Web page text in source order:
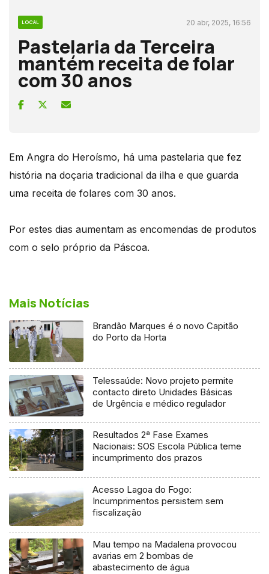
LOCAL 20 abr, 2025, 16:56
Pastelaria da Terceira
mantém receita de folar
com 30 anos
Em Angra do Heroísmo, há uma pastelaria que fez
história na doçaria tradicional da ilha e que guarda
uma receita de folares com 30 anos.
Por estes dias aumentam as encomendas de produtos
com o selo próprio da Páscoa.
Mais Notícias
Brandão Marques é o novo Capitão
do Porto da Horta
Telessaúde: Novo projeto permite
contacto direto Unidades Básicas
de Urgência e médico regulador
Resultados 2ª Fase Exames
Nacionais: SOS Escola Pública teme
incumprimento dos prazos
Acesso Lagoa do Fogo:
Incumprimentos persistem sem
fiscalização
Mau tempo na Madalena provocou
avarias em 2 bombas de
abastecimento de água